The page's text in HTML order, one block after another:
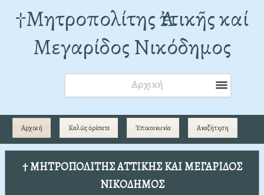
†Mητροπολίτης Ἀττικῆς καί
Μεγαρίδος Νικόδημος
Αρχική
Αρχική Καλῶς ὁρίσατε Ἐπικοινωνία Αναζήτηση
† ΜΗΤΡΟΠΟΛΙΤΗΣ ΑΤΤΙΚΗΣ ΚΑΙ ΜΕΓΑΡΙΔΟΣ
ΝΙΚΟΔΗΜΟΣ